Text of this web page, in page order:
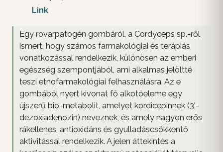
Link
Egy rovarpatogén gombáról, a Cordyceps sp.-ről
ismert, hogy számos farmakológiai és terápiás
vonatkozással rendelkezik, különösen az emberi
egészség szempontjából, ami alkalmas jelöltté
teszi etnofarmakológiai felhasználásra. Az e
gombából nyert kivonat fő alkotóeleme egy
újszerű bio-metabolit, amelyet kordicepinnek (3'-
dezoxiadenozin) neveznek, és amely nagyon erős
rákellenes, antioxidáns és gyulladáscsökkentő
aktivitással rendelkezik. A jelen áttekintés a